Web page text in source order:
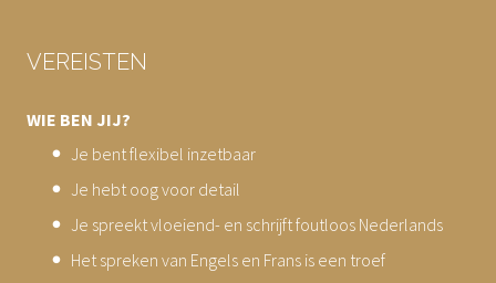
VEREISTEN
WIE BEN JIJ?
Je bent flexibel inzetbaar
Je hebt oog voor detail
Je spreekt vloeiend- en schrijft foutloos Nederlands
Het spreken van Engels en Frans is een troef